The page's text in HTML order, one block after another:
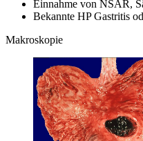
Einnahme von NSAR,
Bekannte HP Gastritis
Makroskopie